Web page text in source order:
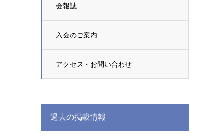
会報誌
入会のご案内
アクセス・お問い合わせ
過去の掲載情報